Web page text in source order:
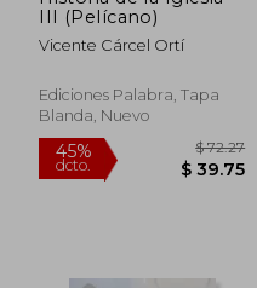
III (Pelícano)
Vicente Cárcel Ortí
Ediciones Palabra, Tapa
Blanda, Nuevo